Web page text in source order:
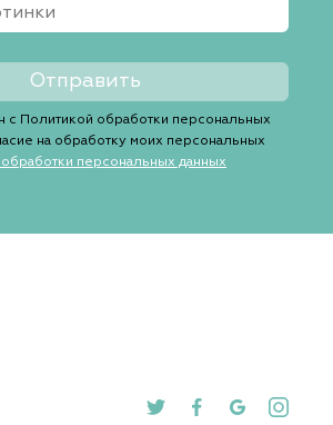
с Политикой обработки персональных
на обработку моих персональных
персональных данных